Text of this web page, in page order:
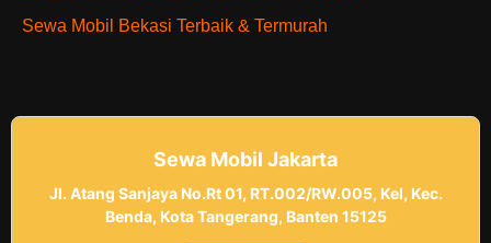
Sewa Mobil Bekasi Terbaik & Termurah
Sewa Mobil Jakarta
Jl. Atang Sanjaya No.Rt 01, RT.002/RW.005, Kel, Kec.
Benda, Kota Tangerang, Banten 15125